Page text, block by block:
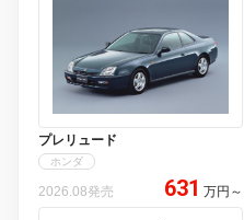
プレリュード
ホンダ
2026.08発売 631 万円 ～